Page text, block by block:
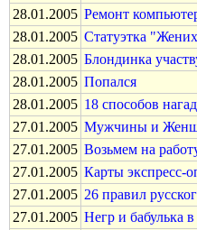
28.01.2005 Ремонт
28.01.2005 Статуэтка
28.01.2005 Блондинка
28.01.2005 Попался
28.01.2005 18 способов
27.01.2005 Мужчины и
27.01.2005 Возьмем на
27.01.2005 Карты экспресс-
27.01.2005 26 правил
27.01.2005 Негр и бабулька